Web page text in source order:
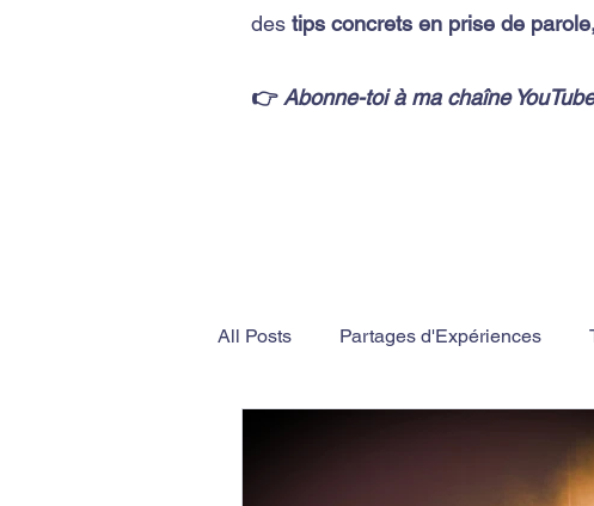
des tips concrets en prise de
👉Abonne-toi à ma chaîne YouTube
All Posts Partages d'Expériences